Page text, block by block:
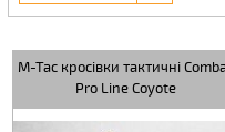
M-Tac кросівки тактичні
Pro Line Coyote